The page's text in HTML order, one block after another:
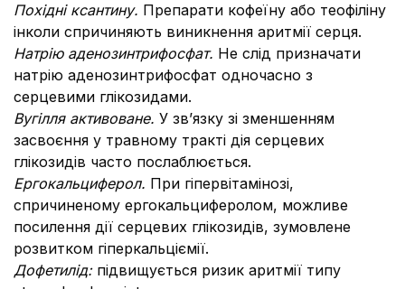
Похідні ксантину. Препарати кофеїну або теофіліну
інколи спричиняють виникнення аритмії серця.
Натрію аденозинтрифосфат. Не слід призначати
натрію аденозинтрифосфат одночасно з
серцевими глікозидами.
Вугілля активоване. У зв’язку зі зменшенням
засвоєння у травному тракті дія серцевих
глікозидів часто послаблюється.
Ергокальциферол. При гіпервітамінозі,
спричиненому ергокальциферолом, можливе
посилення дії серцевих глікозидів, зумовлене
розвитком гіперкальціємії.
Дофетилід: підвищується ризик аритмії типу